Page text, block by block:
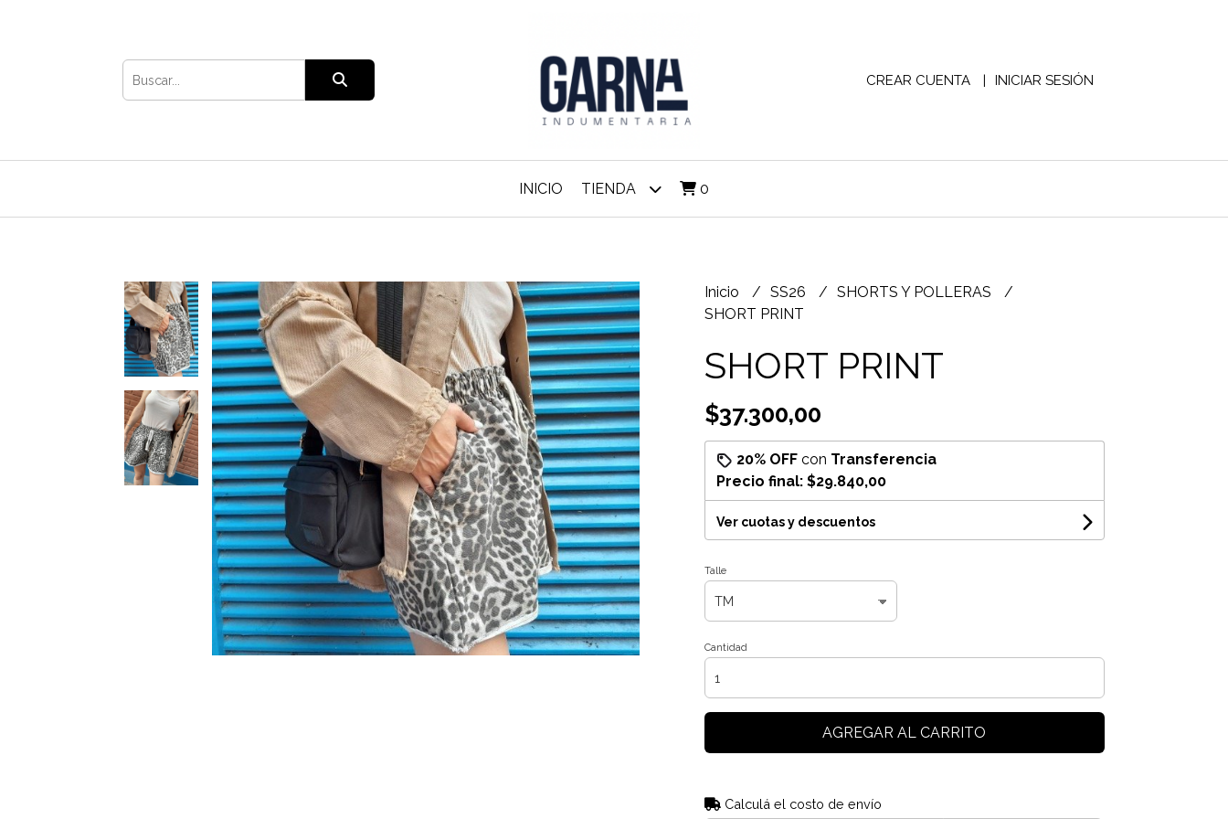
CREAR CUENTA INICIAR SESIÓN
INICIO TIENDA 0
Inicio SS26
SHORTS Y POLLERAS
SHORT PRINT
SHORT PRINT
$37.300,00
20% OFFcon Transferencia
Precio final: $29.840,00
Ver cuotas y descuentos
Talle
Cantidad
AGREGAR AL CARRITO
Calculá el costo de envío